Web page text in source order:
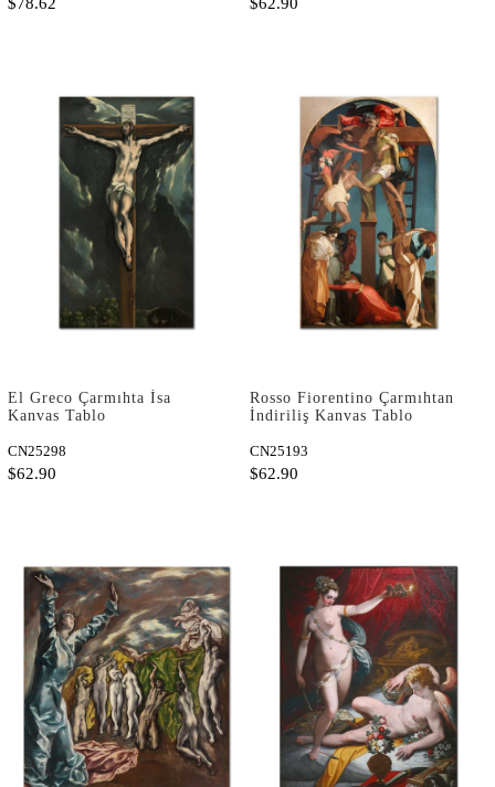
El Greco Çarmıhta İsa
Kanvas Tablo
CN25298
$62.90
Rosso Fiorentino Çarmıhtan
İndiriliş Kanvas Tablo
CN25193
$62.90